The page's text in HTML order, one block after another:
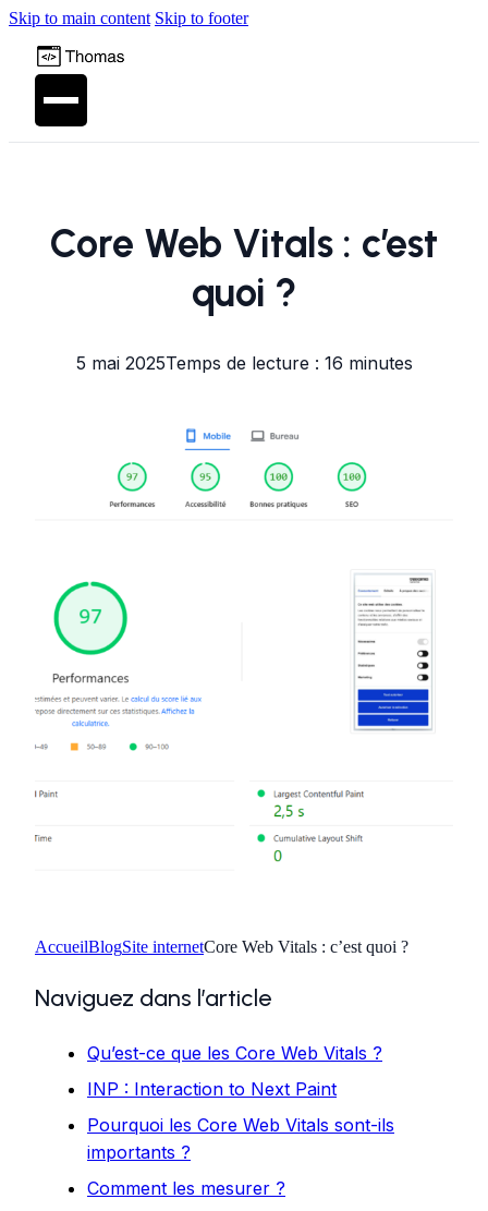
Skip to main content Skip to footer
Core Web Vitals : c’est
quoi ?
5 mai 2025Temps de lecture : 16 minutes
AccueilBlogSite internetCore Web Vitals : c’est quoi ?
Naviguez dans l’article
Qu’est-ce que les Core Web Vitals ?
INP : Interaction to Next Paint
Pourquoi les Core Web Vitals sont-ils
importants ?
Comment les mesurer ?